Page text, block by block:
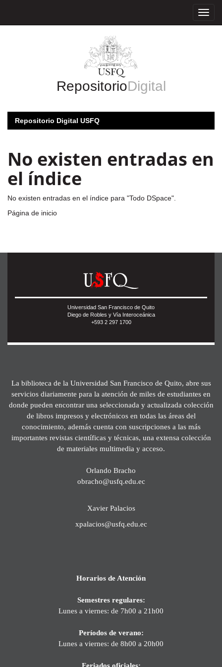
RepositorioDigital
Repositorio Digital USFQ
No existen entradas en
el índice
No existen entradas en el índice para "Todo DSpace".
Página de inicio
Universidad San Francisco de Quito
Diego de Robles y Vía Interoceánica
+593 2 297 1700
La biblioteca de la Universidad San Francisco de Quito, abre sus
servicios diariamente para la atención de miles de estudiantes en
donde pueden encontrar una seleccionada y actualizada colección
de libros impresos y electrónicos en todas las áreas del
conocimiento, además cuenta con suscripciones a las más
importantes revistas científicas y técnicas, una extensa colección
de materiales multimedia y acceso.
Orlando Bracho
obracho@usfq.edu.ec
Xavier Palacios
xpalacios@usfq.edu.ec
Horarios de Atención
Semestres regulares:
Lunes a viernes: de 7h00 a 21h00
Períodos de verano:
Lunes a viernes: de 8h00 a 20h00
Feriados oficiales: